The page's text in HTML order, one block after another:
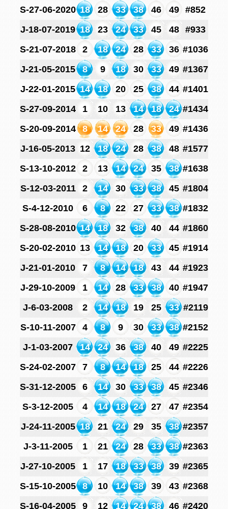
S-27-06-2020 18 28 33 38 46 49
#852
J-18-07-2019 18 23 24 33 45 48
#933
S-21-07-2018
2 18 24 28 33 36 #1036
J-21-05-2015
8 9 18 30 33 49 #1367
J-22-01-2015 14 18 20 25 38 44 #1401
S-27-09-2014
1 10 13 14 18 24 #1434
S-20-09-2014
8 14 24 28 33 49 #1436
J-16-05-2013 12 18 24 28 38 48 #1577
S-13-10-2012
2 13 14 24 35 38 #1638
S-12-03-2011
2 14 30 33 38 45 #1804
S-4-12-2010
6 8 22 27 33 38 #1832
S-28-08-2010 14 18 32 38 40 44 #1860
S-20-02-2010 13 14 18 20 33 45 #1914
J-21-01-2010
7 8 14 18 43 44 #1923
J-29-10-2009
1 14 28 33 38 40 #1947
J-6-03-2008
2 14 18 19 25 33 #2119
S-10-11-2007
4 8 9 30 33 38 #2152
J-1-03-2007
14 24 36 38 40 49 #2225
S-24-02-2007
7 8 14 18 25 44 #2226
S-31-12-2005
6 14 30 33 38 45 #2346
S-3-12-2005
4 14 18 24 27 47 #2354
J-24-11-2005 18 21 24 29 35 38 #2357
J-3-11-2005
1 21 24 28 33 38 #2363
J-27-10-2005
1 17 18 33 38 39 #2365
S-15-10-2005
8 10 14 38 39 43 #2368
S-16-04-2005
9 12 14 24 38 46 #2420